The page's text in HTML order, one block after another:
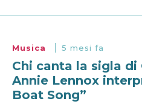
Musica 5 mesi fa
Chi canta la sigla di
Annie Lennox
Boat Song”